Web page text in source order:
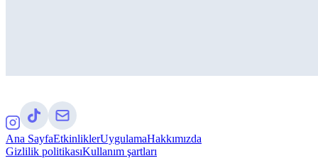
Ana SayfaEtkinliklerUygulamaHakkımızda
Gizlilik politikasıKullanım şartları